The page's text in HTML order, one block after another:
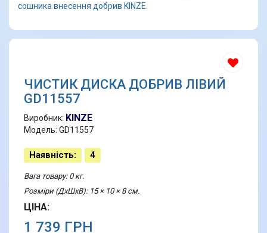
сошника внесення добрив KINZE.
ЧИСТИК ДИСКА ДОБРИВ ЛІВИЙ
GD11557
Виробник: KINZE
Модель: GD11557
Наявність: 4
Вага товару: 0 кг.
Розміри (ДхШхВ): 15 × 10 × 8 см.
ЦІНА:
1 739 ГРН